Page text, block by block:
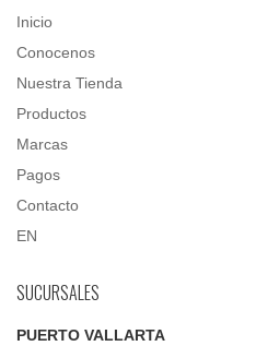
Inicio
Conocenos
Nuestra Tienda
Productos
Marcas
Pagos
Contacto
EN
SUCURSALES
PUERTO VALLARTA